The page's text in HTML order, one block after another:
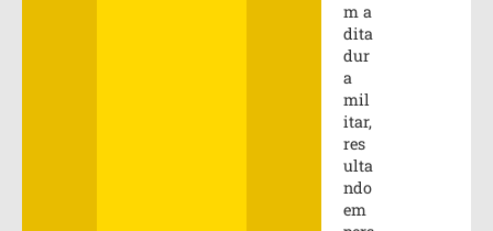
m a
dita
dur
a
mil
itar,
res
ulta
ndo
em